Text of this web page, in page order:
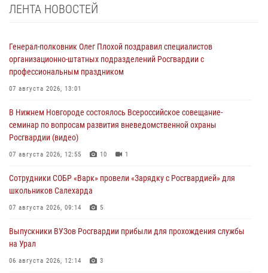
ЛЕНТА НОВОСТЕЙ
Генерал-полковник Олег Плохой поздравил специалистов
организационно-штатных подразделений Росгвардии с
профессиональным праздником
07 августа 2026, 13:01
В Нижнем Новгороде состоялось Всероссийское совещание-
семинар по вопросам развития вневедомственной охраны
Росгвардии (видео)
07 августа 2026, 12:55 10 1
Сотрудники СОБР «Варк» провели «Зарядку с Росгвардией» для
школьников Салехарда
07 августа 2026, 09:14 5
Выпускники ВУЗов Росгвардии прибыли для прохождения службы
на Урал
06 августа 2026, 12:14 3